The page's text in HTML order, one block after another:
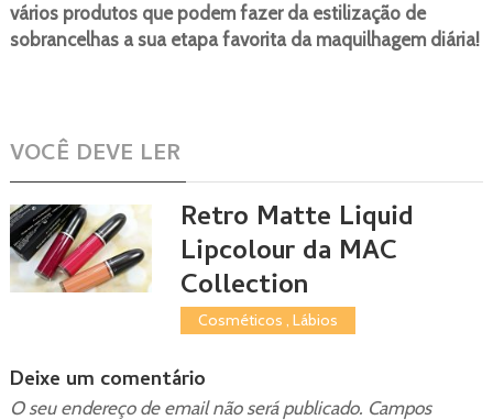
vários produtos que podem fazer da estilização de
sobrancelhas a sua etapa favorita da maquilhagem diária!
VOCÊ DEVE LER
Retro Matte Liquid
Lipcolour da MAC
Collection
Cosméticos Lábios
Deixe um comentário
O seu endereço de email não será publicado. Campos